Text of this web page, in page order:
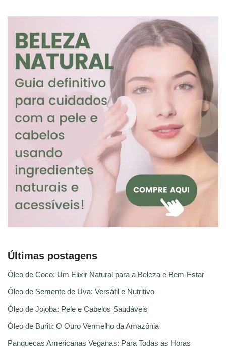
Últimas postagens
Óleo de Coco: Um Elixir Natural para a Beleza e Bem-Estar
Óleo de Semente de Uva: Versátil e Nutritivo
Óleo de Jojoba: Pele e Cabelos Saudáveis
Óleo de Buriti: O Ouro Vermelho da Amazônia
Panquecas Americanas Veganas: Para Todas as Horas